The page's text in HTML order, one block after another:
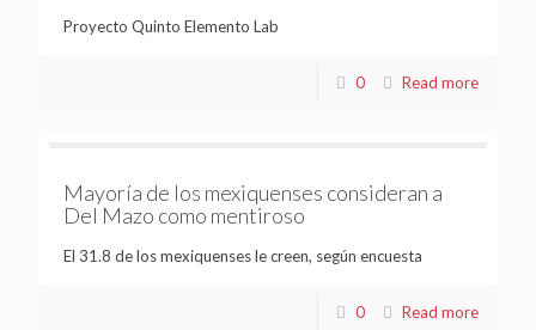
Proyecto Quinto Elemento Lab
0 Read more
Mayoría de los mexiquenses consideran a
Del Mazo como mentiroso
El 31.8 de los mexiquenses le creen, según encuesta
0 Read more